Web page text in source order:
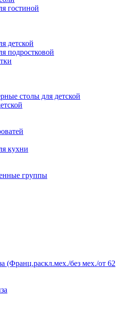
гостиной
детской
подростковой
столы для детской
кухни
группы
(Франц.раскл.мех./без мех./от 62